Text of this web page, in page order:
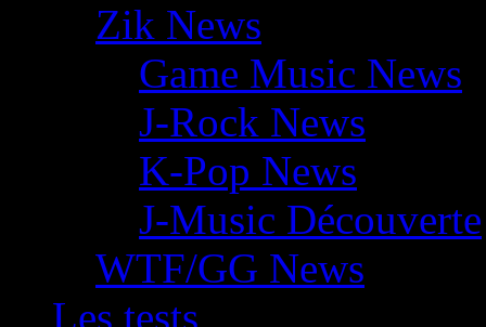
Zik News
Game Music News
J-Rock News
K-Pop News
J-Music Découverte
WTF/GG News
Les tests